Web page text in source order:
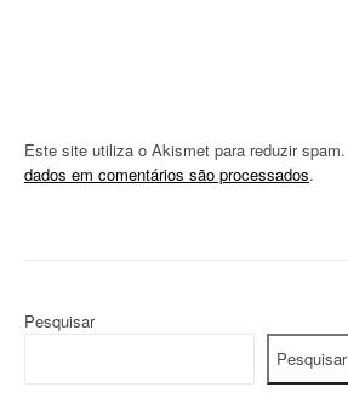
Este site utiliza o Akismet para reduzir spam.
dados em comentários são processados.
Pesquisar
Pesquisar